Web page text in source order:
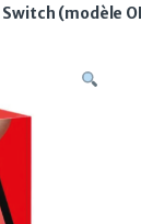
(modèle